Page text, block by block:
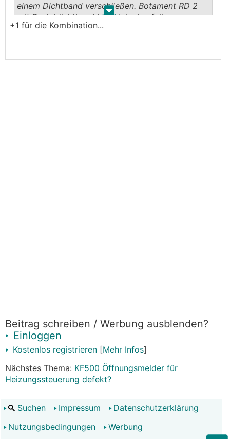
. .
einem Dichtband verschließen. Botament RD 2
mit Portaldichtband kann ich ebenfalls
empfehlen
+1 für die Kombination...
Beitrag schreiben / Werbung ausblenden?
Einloggen
Kostenlos registrieren [Mehr Infos]
Nächstes Thema: KF500 Öffnungsmelder für
Heizungssteuerung defekt?
Suchen Impressum
Datenschutzerklärung
Nutzungsbedingungen
Werbung